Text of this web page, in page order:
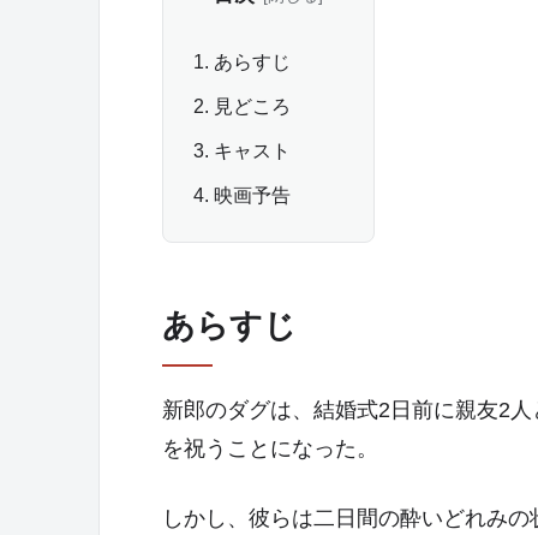
あらすじ
見どころ
キャスト
映画予告
あらすじ
新郎のダグは、結婚式2日前に親友2
を祝うことになった。
しかし、彼らは二日間の酔いどれみ